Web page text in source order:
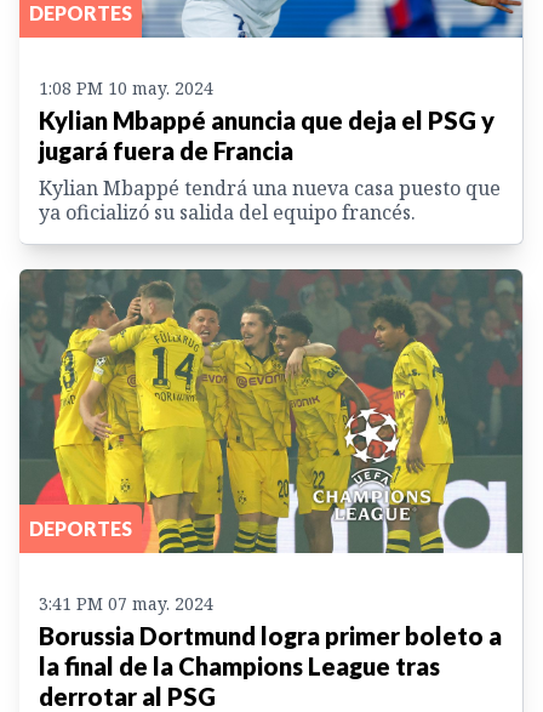
DEPORTES
1:08 PM 10 may. 2024
Kylian Mbappé anuncia que deja el PSG y
jugará fuera de Francia
Kylian Mbappé tendrá una nueva casa puesto que
ya oficializó su salida del equipo francés.
DEPORTES
3:41 PM 07 may. 2024
Borussia Dortmund logra primer boleto a
la final de la Champions League tras
derrotar al PSG